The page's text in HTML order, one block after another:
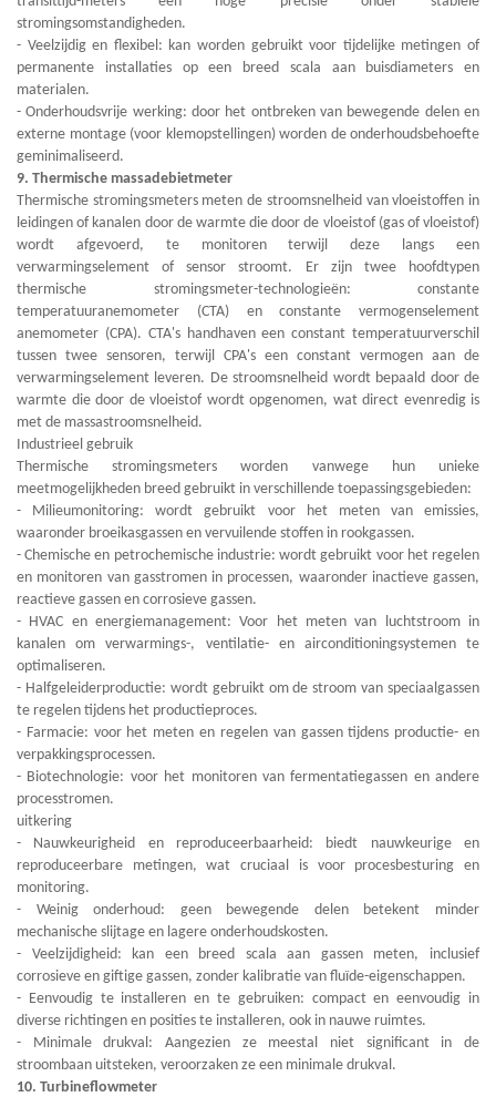
stromingsomstandigheden.
- Veelzijdig en flexibel: kan worden gebruikt voor tijdelijke metingen of
permanente installaties op een breed scala aan buisdiameters en
materialen.
- Onderhoudsvrije werking: door het ontbreken van bewegende delen en
externe montage (voor klemopstellingen) worden de onderhoudsbehoefte
geminimaliseerd.
9. Thermische massadebietmeter
Thermische stromingsmeters meten de stroomsnelheid van vloeistoffen in
leidingen of kanalen door de warmte die door de vloeistof (gas of vloeistof)
wordt afgevoerd, te monitoren terwijl deze langs een
verwarmingselement of sensor stroomt. Er zijn twee hoofdtypen
thermische stromingsmeter-technologieën: constante
temperatuuranemometer (CTA) en constante vermogenselement
anemometer (CPA). CTA's handhaven een constant temperatuurverschil
tussen twee sensoren, terwijl CPA's een constant vermogen aan de
verwarmingselement leveren. De stroomsnelheid wordt bepaald door de
warmte die door de vloeistof wordt opgenomen, wat direct evenredig is
met de massastroomsnelheid.
Industrieel gebruik
Thermische stromingsmeters worden vanwege hun unieke
meetmogelijkheden breed gebruikt in verschillende toepassingsgebieden:
- Milieumonitoring: wordt gebruikt voor het meten van emissies,
waaronder broeikasgassen en vervuilende stoffen in rookgassen.
- Chemische en petrochemische industrie: wordt gebruikt voor het regelen
en monitoren van gasstromen in processen, waaronder inactieve gassen,
reactieve gassen en corrosieve gassen.
- HVAC en energiemanagement: Voor het meten van luchtstroom in
kanalen om verwarmings-, ventilatie- en airconditioningsystemen te
optimaliseren.
- Halfgeleiderproductie: wordt gebruikt om de stroom van speciaalgassen
te regelen tijdens het productieproces.
- Farmacie: voor het meten en regelen van gassen tijdens productie- en
verpakkingsprocessen.
- Biotechnologie: voor het monitoren van fermentatiegassen en andere
processtromen.
uitkering
- Nauwkeurigheid en reproduceerbaarheid: biedt nauwkeurige en
reproduceerbare metingen, wat cruciaal is voor procesbesturing en
monitoring.
- Weinig onderhoud: geen bewegende delen betekent minder
mechanische slijtage en lagere onderhoudskosten.
- Veelzijdigheid: kan een breed scala aan gassen meten, inclusief
corrosieve en giftige gassen, zonder kalibratie van fluïde-eigenschappen.
- Eenvoudig te installeren en te gebruiken: compact en eenvoudig in
diverse richtingen en posities te installeren, ook in nauwe ruimtes.
- Minimale drukval: Aangezien ze meestal niet significant in de
stroombaan uitsteken, veroorzaken ze een minimale drukval.
10. Turbineflowmeter